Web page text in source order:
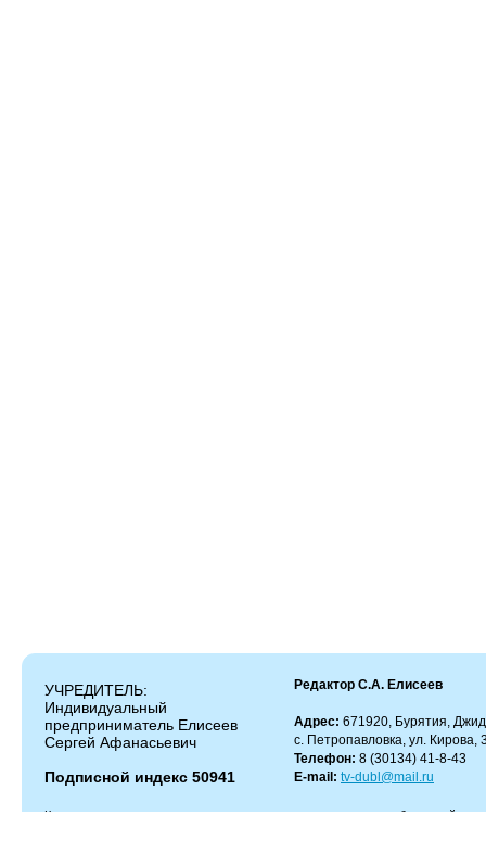
УЧРЕДИТЕЛЬ:
Индивидуальный
предприниматель Елисеев
Сергей Афанасьевич
Подписной индекс 50941
Редактор С.А. Елисеев
Адрес: 671920, Бурятия,
с. Петропавловка, ул. Кирова,
Телефон: 8 (30134) 41-8-43
E-mail: tv-dubl@mail.ru
Копирование и цитирование материалов разрешено только с работающей